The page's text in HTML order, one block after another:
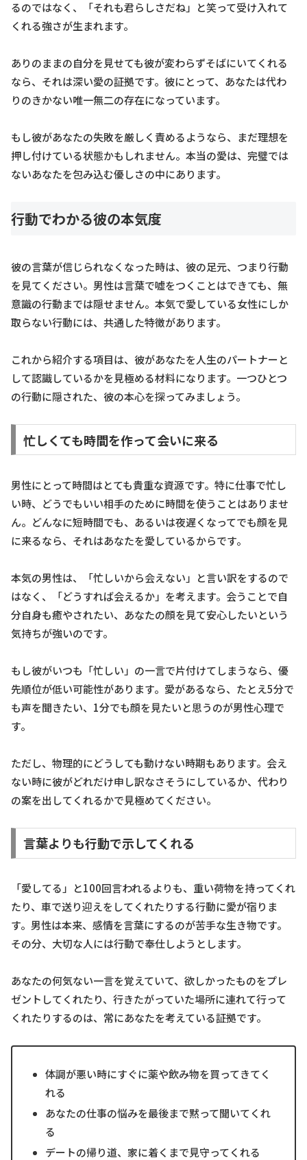
るのではなく、「それも君らしさだね」と笑って受け入れて
くれる強さが生まれます。
ありのままの自分を見せても彼が変わらずそばにいてくれる
なら、それは深い愛の証拠です。彼にとって、あなたは代わ
りのきかない唯一無二の存在になっています。
もし彼があなたの失敗を厳しく責めるようなら、まだ理想を
押し付けている状態かもしれません。本当の愛は、完璧では
ないあなたを包み込む優しさの中にあります。
行動でわかる彼の本気度
彼の言葉が信じられなくなった時は、彼の足元、つまり行動
を見てください。男性は言葉で嘘をつくことはできても、無
意識の行動までは隠せません。本気で愛している女性にしか
取らない行動には、共通した特徴があります。
これから紹介する項目は、彼があなたを人生のパートナーと
して認識しているかを見極める材料になります。一つひとつ
の行動に隠された、彼の本心を探ってみましょう。
忙しくても時間を作って会いに来る
男性にとって時間はとても貴重な資源です。特に仕事で忙し
い時、どうでもいい相手のために時間を使うことはありませ
ん。どんなに短時間でも、あるいは夜遅くなってでも顔を見
に来るなら、それはあなたを愛しているからです。
本気の男性は、「忙しいから会えない」と言い訳をするので
はなく、「どうすれば会えるか」を考えます。会うことで自
分自身も癒やされたい、あなたの顔を見て安心したいという
気持ちが強いのです。
もし彼がいつも「忙しい」の一言で片付けてしまうなら、優
先順位が低い可能性があります。愛があるなら、たとえ5分で
も声を聞きたい、1分でも顔を見たいと思うのが男性心理で
す。
ただし、物理的にどうしても動けない時期もあります。会え
ない時に彼がどれだけ申し訳なさそうにしているか、代わり
の案を出してくれるかで見極めてください。
言葉よりも行動で示してくれる
「愛してる」と100回言われるよりも、重い荷物を持ってくれ
たり、車で送り迎えをしてくれたりする行動に愛が宿りま
す。男性は本来、感情を言葉にするのが苦手な生き物です。
その分、大切な人には行動で奉仕しようとします。
あなたの何気ない一言を覚えていて、欲しかったものをプレ
ゼントしてくれたり、行きたがっていた場所に連れて行って
くれたりするのは、常にあなたを考えている証拠です。
体調が悪い時にすぐに薬や飲み物を買ってきてく
れる
あなたの仕事の悩みを最後まで黙って聞いてくれ
る
デートの帰り道、家に着くまで見守ってくれる